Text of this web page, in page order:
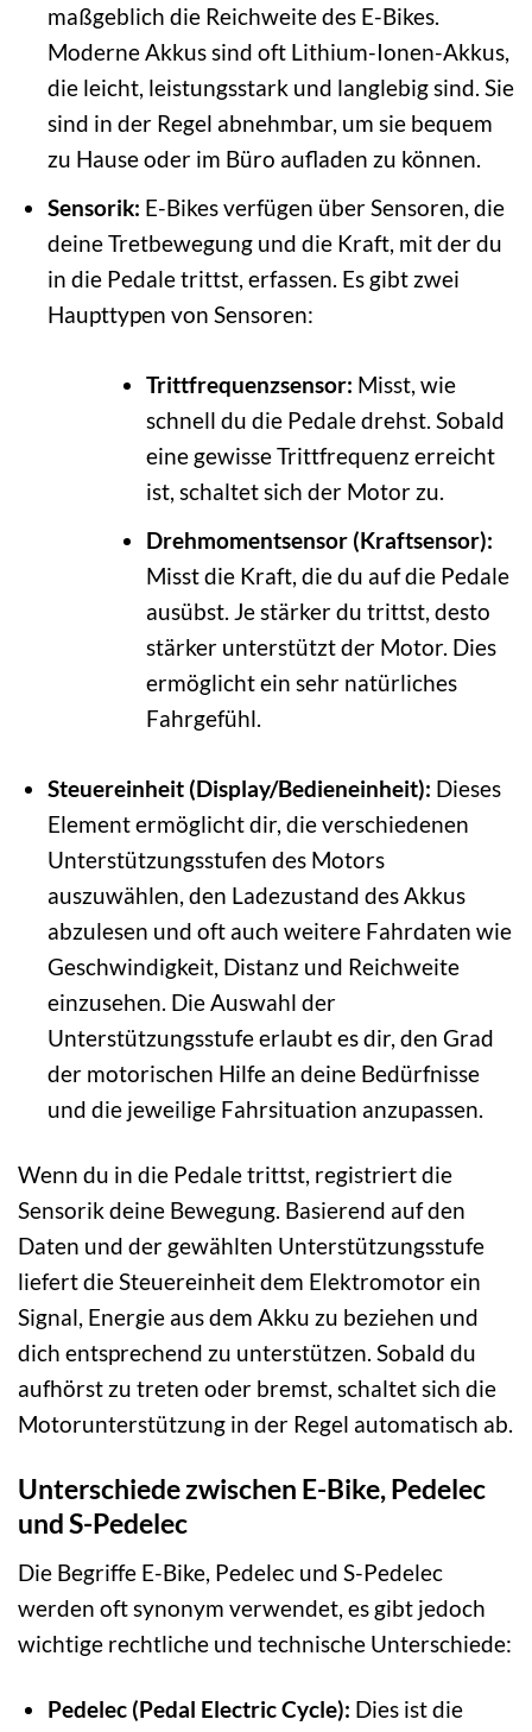
maßgeblich die Reichweite des E-Bikes.
Moderne Akkus sind oft Lithium-Ionen-Akkus,
die leicht, leistungsstark und langlebig sind. Sie
sind in der Regel abnehmbar, um sie bequem
zu Hause oder im Büro aufladen zu können.
Sensorik: E-Bikes verfügen über Sensoren, die
deine Tretbewegung und die Kraft, mit der du
in die Pedale trittst, erfassen. Es gibt zwei
Haupttypen von Sensoren:
Trittfrequenzsensor: Misst, wie
schnell du die Pedale drehst. Sobald
eine gewisse Trittfrequenz erreicht
ist, schaltet sich der Motor zu.
Drehmomentsensor (Kraftsensor):
Misst die Kraft, die du auf die Pedale
ausübst. Je stärker du trittst, desto
stärker unterstützt der Motor. Dies
ermöglicht ein sehr natürliches
Fahrgefühl.
Steuereinheit (Display/Bedieneinheit): Dieses
Element ermöglicht dir, die verschiedenen
Unterstützungsstufen des Motors
auszuwählen, den Ladezustand des Akkus
abzulesen und oft auch weitere Fahrdaten wie
Geschwindigkeit, Distanz und Reichweite
einzusehen. Die Auswahl der
Unterstützungsstufe erlaubt es dir, den Grad
der motorischen Hilfe an deine Bedürfnisse
und die jeweilige Fahrsituation anzupassen.
Wenn du in die Pedale trittst, registriert die
Sensorik deine Bewegung. Basierend auf den
Daten und der gewählten Unterstützungsstufe
liefert die Steuereinheit dem Elektromotor ein
Signal, Energie aus dem Akku zu beziehen und
dich entsprechend zu unterstützen. Sobald du
aufhörst zu treten oder bremst, schaltet sich die
Motorunterstützung in der Regel automatisch ab.
Unterschiede zwischen E-Bike, Pedelec
und S-Pedelec
Die Begriffe E-Bike, Pedelec und S-Pedelec
werden oft synonym verwendet, es gibt jedoch
wichtige rechtliche und technische Unterschiede:
Pedelec (Pedal Electric Cycle): Dies ist die